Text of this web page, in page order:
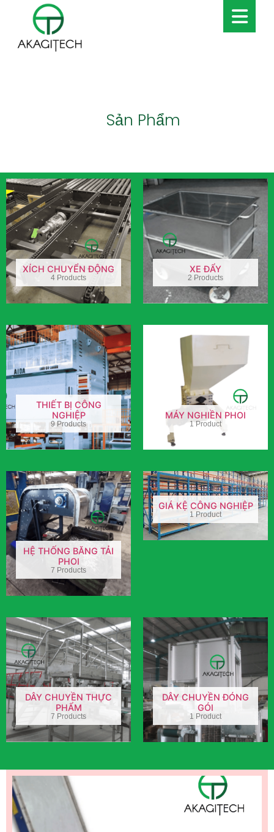
Sản Phẩm
XÍCH CHUYỂN ĐỘNG
4 Products
XE ĐẨY
2 Products
THIẾT BỊ CÔNG
NGHIỆP
9 Products
MÁY NGHIỀN PHOI
1 Product
HỆ THỐNG BĂNG TẢI
PHOI
7 Products
GIÁ KỆ CÔNG NGHIỆP
1 Product
DÂY CHUYỀN THỰC
PHẨM
7 Products
DÂY CHUYỀN ĐÓNG
GÓI
1 Product